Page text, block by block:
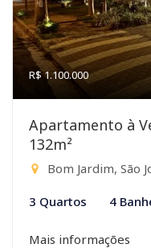
R$ 1.100.000
Apartamento à
132m²
Bom Jardim, São
3 Quartos 4
Mais informações